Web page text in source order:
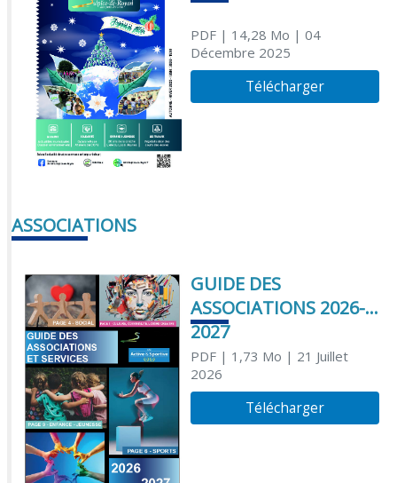
PDF| 14,28 Mo | 04
Décembre 2025
Télécharger
ASSOCIATIONS
GUIDE DES
ASSOCIATIONS 2026-
2027
PDF| 1,73 Mo | 21 Juillet
2026
Télécharger